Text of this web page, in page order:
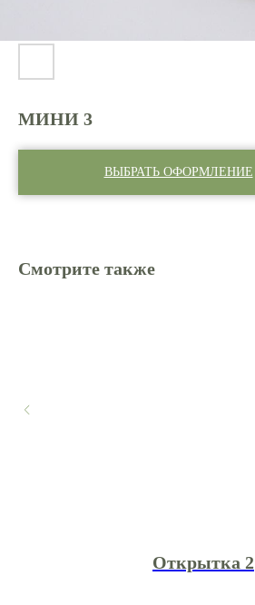
МИНИ 3
ВЫБРАТЬ ОФОРМЛЕНИЕ
Смотрите также
Открытка 2